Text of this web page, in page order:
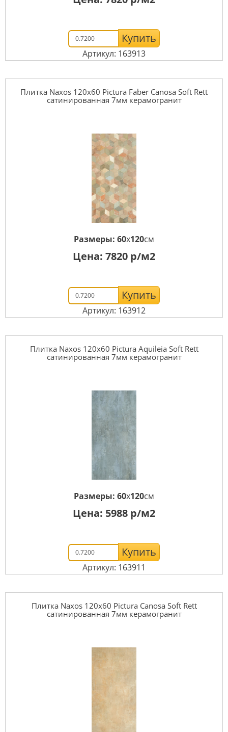
Купить
Артикул: 163913
Плитка Naxos 120x60 Pictura Faber Canosa Soft Rett
сатинированная 7мм керамогранит
Размеры: 60x120см
Цена: 7820 р/м2
Купить
Артикул: 163912
Плитка Naxos 120x60 Pictura Aquileia Soft Rett
сатинированная 7мм керамогранит
Размеры: 60x120см
Цена: 5988 р/м2
Купить
Артикул: 163911
Плитка Naxos 120x60 Pictura Canosa Soft Rett
сатинированная 7мм керамогранит